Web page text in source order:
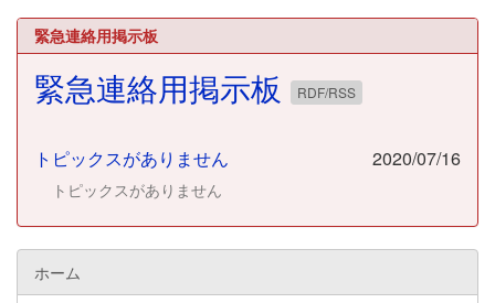
緊急連絡用掲示板
緊急連絡用掲示板 RDF/RSS
トピックスがありません 2020/07/16
トピックスがありません
ホーム